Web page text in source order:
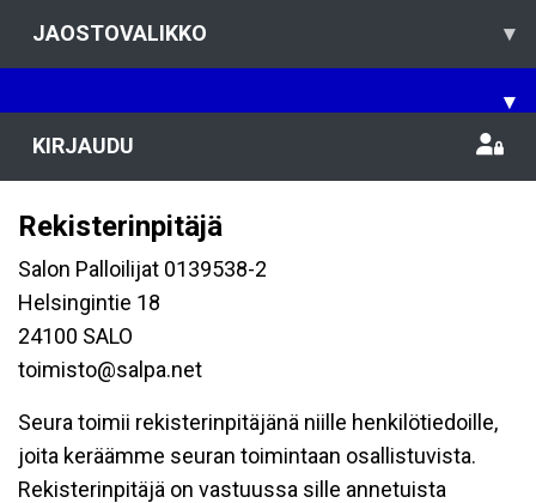
JAOSTOVALIKKO ▾
▾
KIRJAUDU
Rekisterinpitäjä
Salon Palloilijat 0139538-2
Helsingintie 18
24100 SALO
toimisto@salpa.net
Seura toimii rekisterinpitäjänä niille henkilötiedoille,
joita keräämme seuran toimintaan osallistuvista.
Rekisterinpitäjä on vastuussa sille annetuista